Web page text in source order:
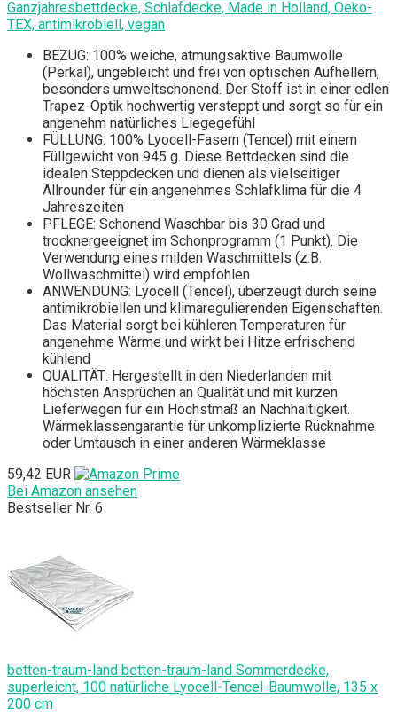
Ganzjahresbettdecke, Schlafdecke, Made in Holland, Oeko-
TEX, antimikrobiell, vegan
BEZUG: 100% weiche, atmungsaktive Baumwolle
(Perkal), ungebleicht und frei von optischen Aufhellern,
besonders umweltschonend. Der Stoff ist in einer edlen
Trapez-Optik hochwertig versteppt und sorgt so für ein
angenehm natürliches Liegegefühl
FÜLLUNG: 100% Lyocell-Fasern (Tencel) mit einem
Füllgewicht von 945 g. Diese Bettdecken sind die
idealen Steppdecken und dienen als vielseitiger
Allrounder für ein angenehmes Schlafklima für die 4
Jahreszeiten
PFLEGE: Schonend Waschbar bis 30 Grad und
trocknergeeignet im Schonprogramm (1 Punkt). Die
Verwendung eines milden Waschmittels (z.B.
Wollwaschmittel) wird empfohlen
ANWENDUNG: Lyocell (Tencel), überzeugt durch seine
antimikrobiellen und klimaregulierenden Eigenschaften.
Das Material sorgt bei kühleren Temperaturen für
angenehme Wärme und wirkt bei Hitze erfrischend
kühlend
QUALITÄT: Hergestellt in den Niederlanden mit
höchsten Ansprüchen an Qualität und mit kurzen
Lieferwegen für ein Höchstmaß an Nachhaltigkeit.
Wärmeklassengarantie für unkomplizierte Rücknahme
oder Umtausch in einer anderen Wärmeklasse
59,42 EUR
Bei Amazon ansehen
Bestseller Nr. 6
betten-traum-land betten-traum-land Sommerdecke,
superleicht, 100 natürliche Lyocell-Tencel-Baumwolle, 135 x
200 cm